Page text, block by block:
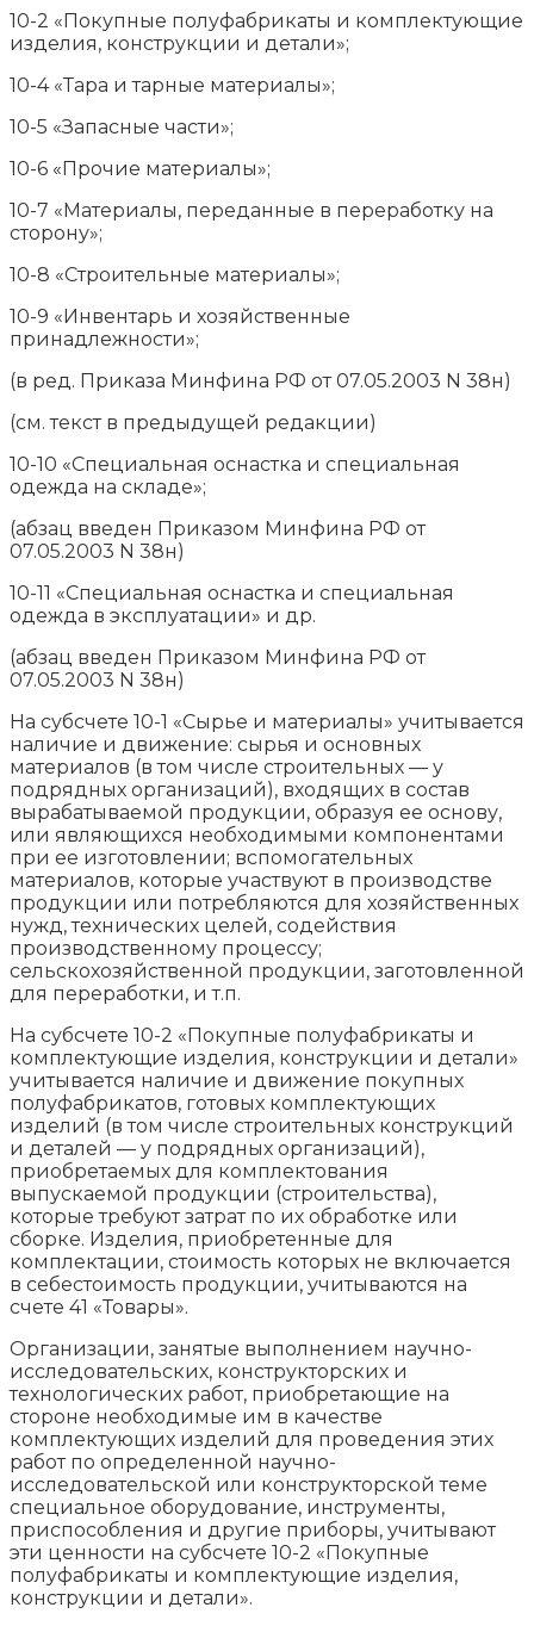
10-2 «Покупные полуфабрикаты и комплектующие
изделия, конструкции и детали»;
10-4 «Тара и тарные материалы»;
10-5 «Запасные части»;
10-6 «Прочие материалы»;
10-7 «Материалы, переданные в переработку на
сторону»;
10-8 «Строительные материалы»;
10-9 «Инвентарь и хозяйственные
принадлежности»;
(в ред. Приказа Минфина РФ от 07.05.2003 N 38н)
(см. текст в предыдущей редакции)
10-10 «Специальная оснастка и специальная
одежда на складе»;
(абзац введен Приказом Минфина РФ от
07.05.2003 N 38н)
10-11 «Специальная оснастка и специальная
одежда в эксплуатации» и др.
(абзац введен Приказом Минфина РФ от
07.05.2003 N 38н)
На субсчете 10-1 «Сырье и материалы» учитывается
наличие и движение: сырья и основных
материалов (в том числе строительных — у
подрядных организаций), входящих в состав
вырабатываемой продукции, образуя ее основу,
или являющихся необходимыми компонентами
при ее изготовлении; вспомогательных
материалов, которые участвуют в производстве
продукции или потребляются для хозяйственных
нужд, технических целей, содействия
производственному процессу;
сельскохозяйственной продукции, заготовленной
для переработки, и т.п.
На субсчете 10-2 «Покупные полуфабрикаты и
комплектующие изделия, конструкции и детали»
учитывается наличие и движение покупных
полуфабрикатов, готовых комплектующих
изделий (в том числе строительных конструкций
и деталей — у подрядных организаций),
приобретаемых для комплектования
выпускаемой продукции (строительства),
которые требуют затрат по их обработке или
сборке. Изделия, приобретенные для
комплектации, стоимость которых не включается
в себестоимость продукции, учитываются на
счете 41 «Товары».
Организации, занятые выполнением научно-
исследовательских, конструкторских и
технологических работ, приобретающие на
стороне необходимые им в качестве
комплектующих изделий для проведения этих
работ по определенной научно-
исследовательской или конструкторской теме
специальное оборудование, инструменты,
приспособления и другие приборы, учитывают
эти ценности на субсчете 10-2 «Покупные
полуфабрикаты и комплектующие изделия,
конструкции и детали».